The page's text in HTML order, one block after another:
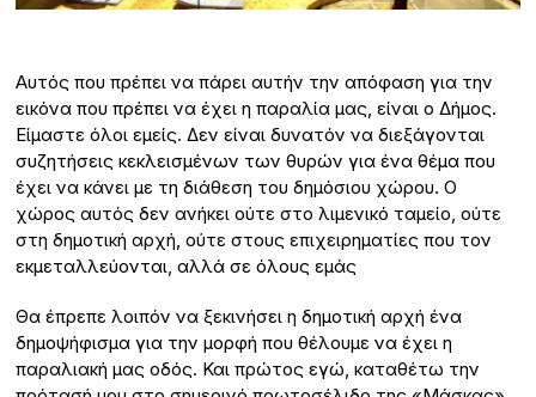
Αυτός που πρέπει να πάρει αυτήν την απόφαση για την
εικόνα που πρέπει να έχει η παραλία μας, είναι ο Δήμος.
Είμαστε όλοι εμείς. Δεν είναι δυνατόν να διεξάγονται
συζητήσεις κεκλεισμένων των θυρών για ένα θέμα που
έχει να κάνει με τη διάθεση του δημόσιου χώρου. Ο
χώρος αυτός δεν ανήκει ούτε στο λιμενικό ταμείο, ούτε
στη δημοτική αρχή, ούτε στους επιχειρηματίες που τον
εκμεταλλεύονται, αλλά σε όλους εμάς
Θα έπρεπε λοιπόν να ξεκινήσει η δημοτική αρχή ένα
δημοψήφισμα για την μορφή που θέλουμε να έχει η
παραλιακή μας οδός. Και πρώτος εγώ, καταθέτω την